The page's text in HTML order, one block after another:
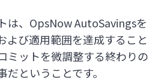
は、OpsNow AutoSavingsを
よび適用範囲を達成すること
ミットを微調整する終わりの
ということです。